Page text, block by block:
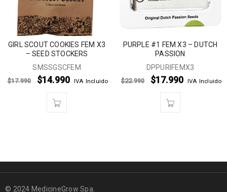
GIRL SCOUT COOKIES FEM X3
– SEED STOCKERS
SMSSGSCFEM
$17.990 $14.990 IVA Incluido
PURPLE #1 FEM X3 – DUTCH
PASSION
DPPURIFEMX3
$22.990 $17.990 IVA Incluido
© 2024 MedicineGrow Spa.